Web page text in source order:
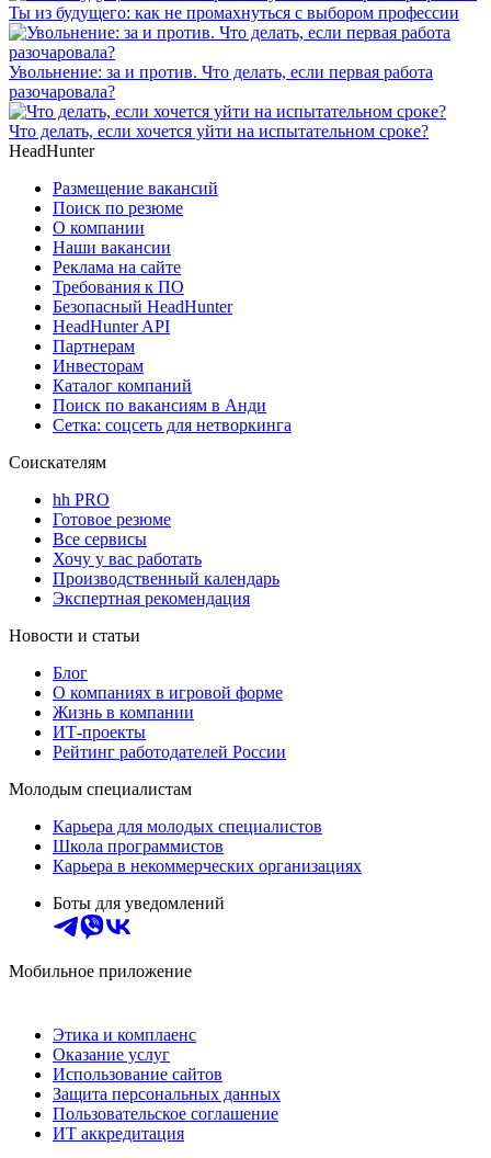
Ты из будущего: как не промахнуться с выбором профессии
Увольнение: за и против. Что делать, если первая работа
разочаровала?
Что делать, если хочется уйти на испытательном сроке?
HeadHunter
Размещение вакансий
Поиск по резюме
О компании
Наши вакансии
Реклама на сайте
Требования к ПО
Безопасный HeadHunter
HeadHunter API
Партнерам
Инвесторам
Каталог компаний
Поиск по вакансиям в Анди
Сетка: соцсеть для нетворкинга
Соискателям
hh PRO
Готовое резюме
Все сервисы
Хочу у вас работать
Производственный календарь
Экспертная рекомендация
Новости и статьи
Блог
О компаниях в игровой форме
Жизнь в компании
ИТ-проекты
Рейтинг работодателей России
Молодым специалистам
Карьера для молодых специалистов
Школа программистов
Карьера в некоммерческих организациях
Боты для уведомлений
Мобильное приложение
Этика и комплаенс
Оказание услуг
Использование сайтов
Защита персональных данных
Пользовательское соглашение
ИТ аккредитация